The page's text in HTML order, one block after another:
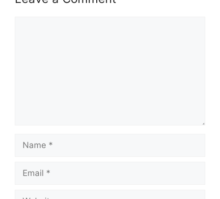
Berkelayakan dan melepasi syarat-syarat
setiap jawatan kosong Kumpulan Wang
Sila baca pada lampiran yang kami telah